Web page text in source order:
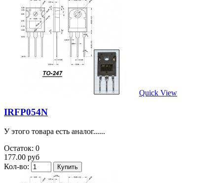
Quick View
IRFP054N
У этого товара есть аналог......
Остаток: 0
177.00 руб
Кол-во: